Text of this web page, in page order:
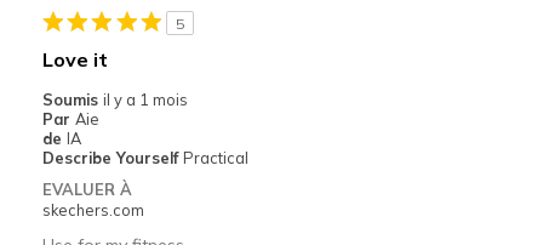
Width
Feels true to width
Sizing
5
Love it
Soumis il y a 1 mois
Par Aie
de IA
Describe Yourself Practical
EVALUER À
skechers.com